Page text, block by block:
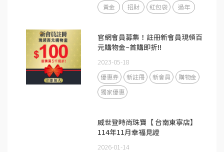
黃金
招財 紅包袋 過年
官網會員募集！註冊新會員現領百
元購物金~首購即折!!
2023-05-18
優惠券 新註冊 新會員
購物金
獨家優惠
威世登時尚珠寶【 台南東寧店】
114年11月幸福見證
2026-01-14